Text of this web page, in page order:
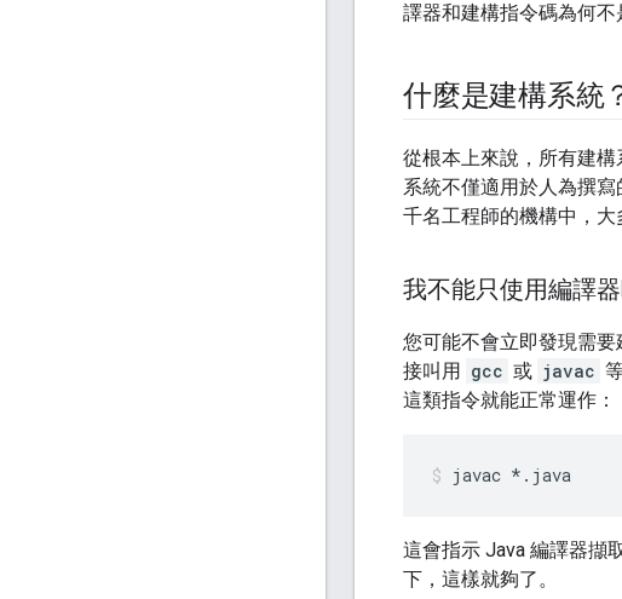
譯器和建構指令碼為何不
什麼是建構系統
從根本上來說，所有建
系統不僅適用於人為撰
千名工程師的機構中，大
我不能只使用編譯器
您可能不會立即發現需
接叫用 gcc 或 javac
這類指令就能正常運作：
javac *.java
這會指示 Java 編譯器擷
下，這樣就夠了。